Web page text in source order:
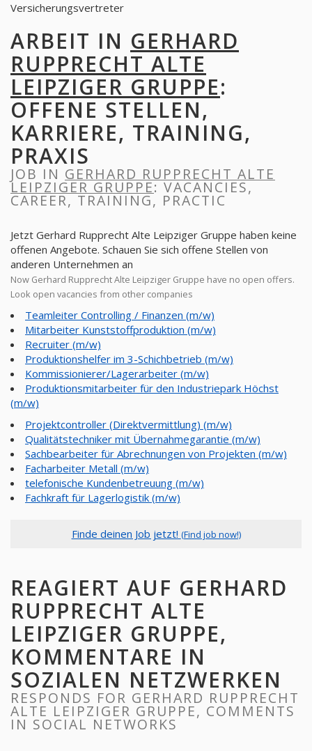
Versicherungsvertreter
ARBEIT IN GERHARD
RUPPRECHT ALTE
LEIPZIGER GRUPPE:
OFFENE STELLEN,
KARRIERE, TRAINING,
PRAXIS
JOB IN GERHARD RUPPRECHT ALTE
LEIPZIGER GRUPPE: VACANCIES,
CAREER, TRAINING, PRACTIC
Jetzt Gerhard Rupprecht Alte Leipziger Gruppe haben keine
offenen Angebote. Schauen Sie sich offene Stellen von
anderen Unternehmen an
Now Gerhard Rupprecht Alte Leipziger Gruppe have no open offers.
Look open vacancies from other companies
Teamleiter Controlling / Finanzen (m/w)
Mitarbeiter Kunststoffproduktion (m/w)
Recruiter (m/w)
Produktionshelfer im 3-Schichbetrieb (m/w)
Kommissionierer/Lagerarbeiter (m/w)
Produktionsmitarbeiter für den Industriepark Höchst
(m/w)
Projektcontroller (Direktvermittlung) (m/w)
Qualitätstechniker mit Übernahmegarantie (m/w)
Sachbearbeiter für Abrechnungen von Projekten (m/w)
Facharbeiter Metall (m/w)
telefonische Kundenbetreuung (m/w)
Fachkraft für Lagerlogistik (m/w)
Finde deinen Job jetzt! (Find job now!)
REAGIERT AUF GERHARD
RUPPRECHT ALTE
LEIPZIGER GRUPPE,
KOMMENTARE IN
SOZIALEN NETZWERKEN
RESPONDS FOR GERHARD RUPPRECHT
ALTE LEIPZIGER GRUPPE, COMMENTS
IN SOCIAL NETWORKS